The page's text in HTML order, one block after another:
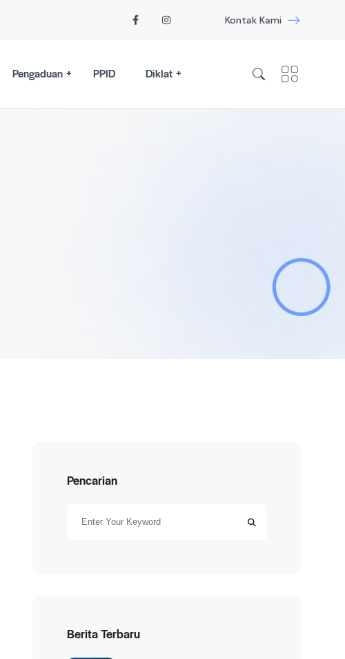
Kontak Kami
Pengaduan PPID Diklat
Pencarian
Berita Terbaru